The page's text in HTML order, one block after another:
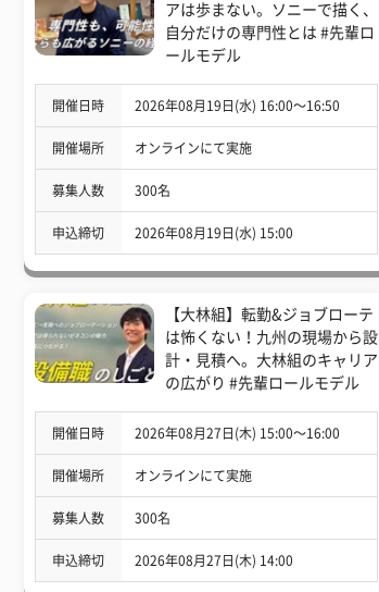
アは歩まない。ソニーで描く、
自分だけの専門性とは #先輩ロ
ールモデル
開催日時 2026年08月19日(水) 16:00〜16:50
開催場所 オンラインにて実施
募集人数 300名
申込締切 2026年08月19日(水) 15:00
【大林組】転勤&ジョブローテ
は怖くない！九州の現場から設
計・見積へ。大林組のキャリア
の広がり #先輩ロールモデル
開催日時 2026年08月27日(木) 15:00〜16:00
開催場所 オンラインにて実施
募集人数 300名
申込締切 2026年08月27日(木) 14:00